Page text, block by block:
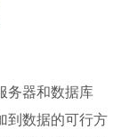
务器和数据库
到数据的可行方